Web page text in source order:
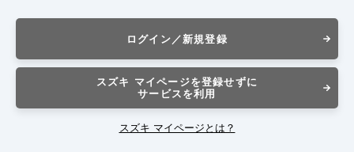
ログイン／新規登録
スズキ マイページを登録せずに
サービスを利用
スズキ マイページとは？